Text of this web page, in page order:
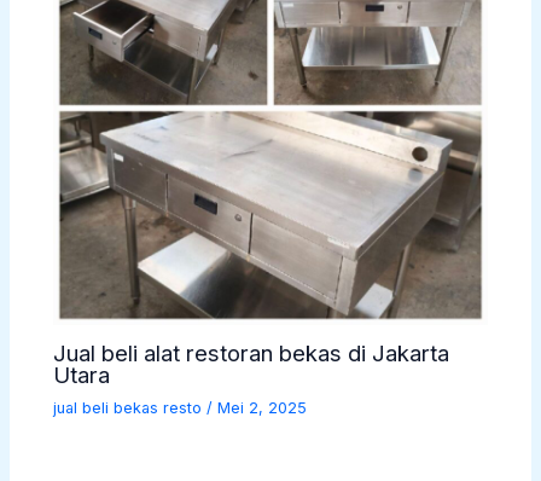
Jual beli alat restoran bekas di Jakarta
Utara
jual beli bekas resto /Mei 2, 2025